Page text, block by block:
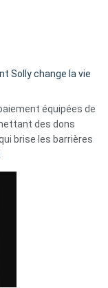
Solly change la vie
équipées de
des dons
brise les barrières
Fini